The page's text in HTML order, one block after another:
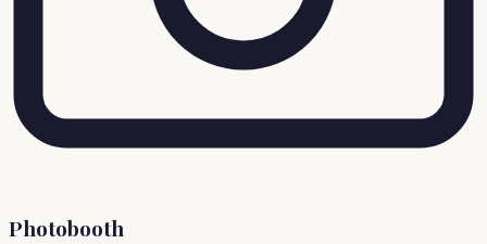
Photobooth